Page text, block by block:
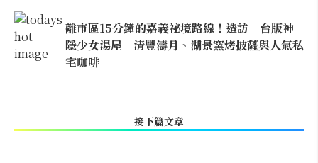
離市區15分鐘的嘉義祕境路線！造訪「台版神
隱少女湯屋」清豐濤月、湖景窯烤披薩與人氣私
宅咖啡
接下篇文章